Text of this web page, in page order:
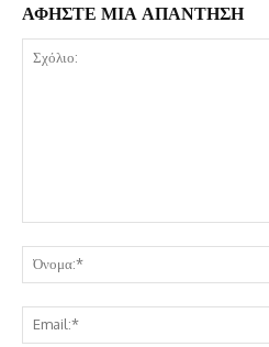
ΑΦΗΣΤΕ ΜΙΑ ΑΠΑΝΤΗΣΗ